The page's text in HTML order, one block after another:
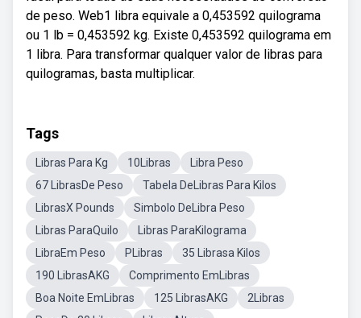
de peso. Web1 libra equivale a 0,453592 quilograma
ou 1 lb = 0,453592 kg. Existe 0,453592 quilograma em
1 libra. Para transformar qualquer valor de libras para
quilogramas, basta multiplicar.
Tags
Libras Para Kg 10Libras
Libra Peso
67 LibrasDe Peso
Tabela DeLibras Para Kilos
LibrasX Pounds
Simbolo DeLibra Peso
Libras ParaQuilo
Libras ParaKilograma
LibraEm Peso
PLibras
35 Librasa Kilos
190 LibrasAKG
Comprimento EmLibras
Boa Noite EmLibras
125 LibrasAKG
2Libras